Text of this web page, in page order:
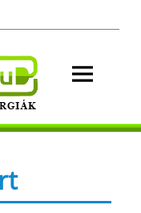
energiák.